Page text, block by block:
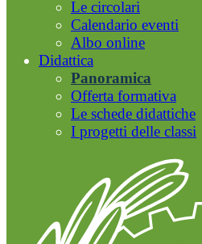
Le circolari
Calendario eventi
Albo online
Didattica
Panoramica
Offerta formativa
Le schede didattiche
I progetti delle classi